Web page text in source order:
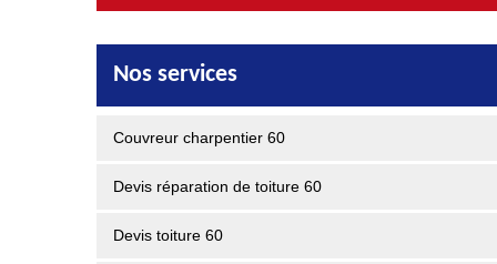
Nos services
Couvreur charpentier 60
Devis réparation de toiture 60
Devis toiture 60